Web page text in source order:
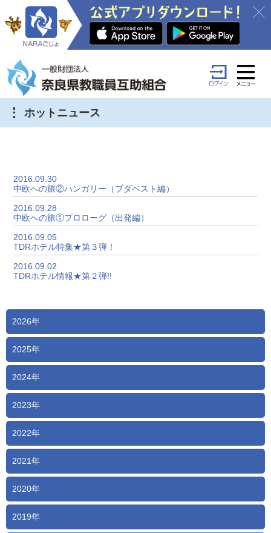
ホットニュース
2026年
2025年
2024年
2023年
2022年
2021年
2020年
2019年
2016.09.30
中欧への旅②ハンガリー（ブダペスト編）
2016.09.28
中欧への旅①プロローグ（出発編）
2016.09.05
TDRホテル特集★第３弾！
2016.09.02
TDRホテル情報★第２弾!!